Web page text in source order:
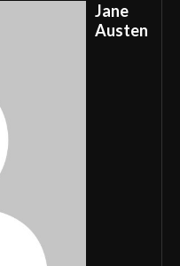
Jane
Austen